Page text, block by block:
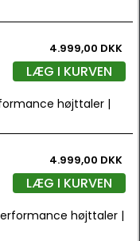
4.999,00 DKK
LÆG I KURVEN
højttaler |
4.999,00 DKK
LÆG I KURVEN
højttaler |